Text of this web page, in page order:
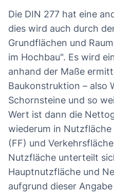
Die DIN 277 hat eine
dies wird auch durch
Grundflächen und
im Hochbau". Es wird
anhand der Maße
Baukonstruktion – also
Schornsteine und so
Wert ist dann die
wiederum in
(FF) und
Nutzfläche unterteilt
Hauptnutzfläche und
aufgrund dieser